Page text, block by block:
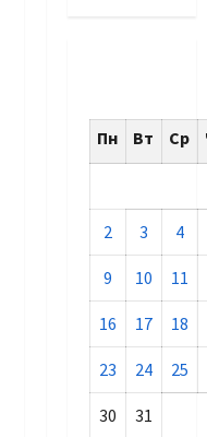
Пн Вт Ср
2 3 4
9 10 11
16 17 18
23 24 25
30
31